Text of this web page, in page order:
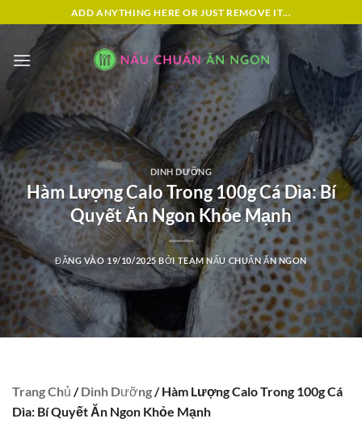
qua
dung
ADD ANYTHING HERE OR JUST REMOVE IT...
DINH DƯỠNG
Hàm Lượng Calo Trong 100g Cá Dìa: Bí
Quyết Ăn Ngon Khỏe Mạnh
ĐĂNG VÀO 19/10/2025BỞITEAM NẤU CHUẨN ĂN NGON
Trang Chủ /Dinh Dưỡng/ Hàm Lượng Calo Trong 100g Cá
Dìa: Bí Quyết Ăn Ngon Khỏe Mạnh